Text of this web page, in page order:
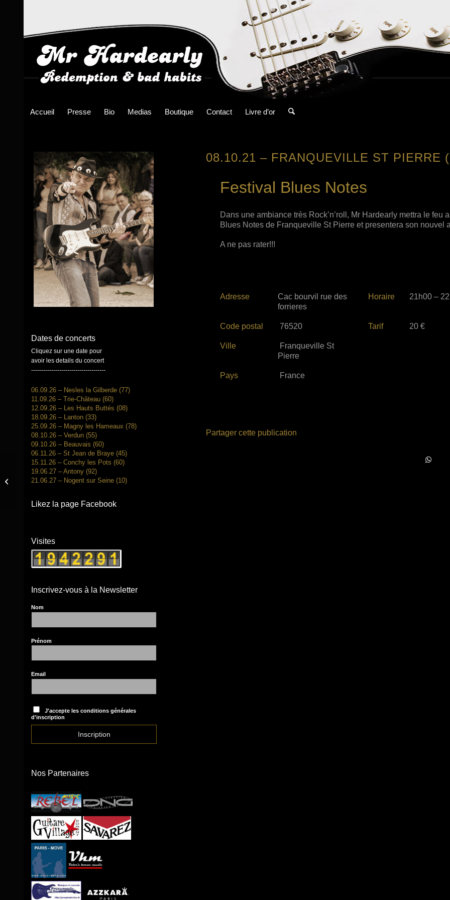
Accueil Presse Bio Medias Boutique Contact Livre d’or
08.10.21 – FRANQUEVILLE ST PIERRE
Festival Blues Notes
Dans une ambiance très Rock’n’roll, Mr Hardearly mettra le feu
Blues Notes de Franqueville St Pierre et presentera son nouvel
A ne pas rater!!!
Adresse
Cac bourvil rue des
forrieres
Horaire 21h00 –
Code postal 76520 Tarif 20 €
Ville
Franqueville St
Pierre
Pays France
Partager cette publication
Dates de concerts
Cliquez sur une date pour
avoir les details du concert
-------------------------------------
06.09.26 – Nesles la Gilberde (77)
11.09.26 – Trie-Château (60)
12.09.26 – Les Hauts Buttés (08)
18.09.26 – Lanton (33)
25.09.26 – Magny les Hameaux (78)
08.10.26 – Verdun (55)
09.10.26 – Beauvais (60)
06.11.26 – St Jean de Braye (45)
15.11.26 – Conchy les Pots (60)
19.06.27 – Antony (92)
21.06.27 – Nogent sur Seine (10)
Likez la page Facebook
Visites
Inscrivez-vous à la Newsletter
Nom
Prénom
Email
J'accepte les conditions générales
d'inscription
Nos Partenaires
18.09.21 – Breville les Monts (14)